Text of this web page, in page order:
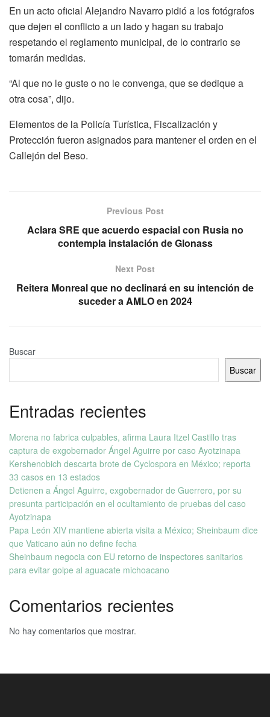
En un acto oficial Alejandro Navarro pidió a los fotógrafos
que dejen el conflicto a un lado y hagan su trabajo
respetando el reglamento municipal, de lo contrario se
tomarán medidas.
“Al que no le guste o no le convenga, que se dedique a
otra cosa”, dijo.
Elementos de la Policía Turística, Fiscalización y
Protección fueron asignados para mantener el orden en el
Callejón del Beso.
Previous Post
Aclara SRE que acuerdo espacial con Rusia no
contempla instalación de Glonass
Next Post
Reitera Monreal que no declinará en su intención de
suceder a AMLO en 2024
Buscar
Buscar
Entradas recientes
Morena no fabrica culpables, afirma Laura Itzel Castillo tras
captura de exgobernador Ángel Aguirre por caso Ayotzinapa
Kershenobich descarta brote de Cyclospora en México; reporta
33 casos en 13 estados
Detienen a Ángel Aguirre, exgobernador de Guerrero, por su
presunta participación en el ocultamiento de pruebas del caso
Ayotzinapa
Papa León XIV mantiene abierta visita a México; Sheinbaum dice
que Vaticano aún no define fecha
Sheinbaum negocia con EU retorno de inspectores sanitarios
para evitar golpe al aguacate michoacano
Comentarios recientes
No hay comentarios que mostrar.